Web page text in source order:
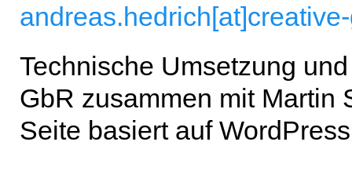
Technische Umsetzung
GbR zusammen mit Martin
Seite basiert auf